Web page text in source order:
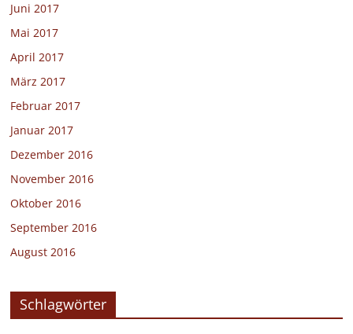
Juni 2017
Mai 2017
April 2017
März 2017
Februar 2017
Januar 2017
Dezember 2016
November 2016
Oktober 2016
September 2016
August 2016
Schlagwörter